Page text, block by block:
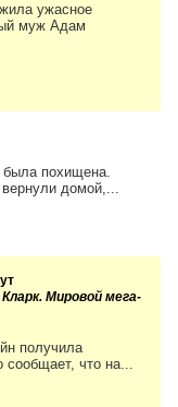
ужасное
муж Адам
похищена.
домой,...
Мировой мега-
получила
что на...